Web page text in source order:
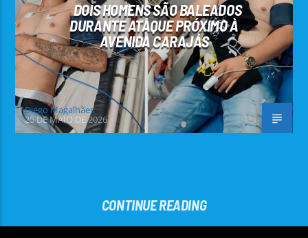
DOIS HOMENS SÃO BALEADOS
DURANTE ATAQUE PRÓXIMO À
AVENIDA CARAJÁS
Diego Magalhães
25 DE MAIO DE 2026
CONTINUE READING